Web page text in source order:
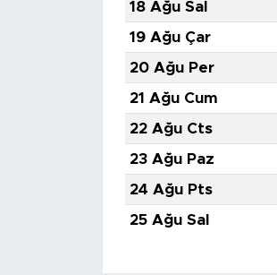
18 Ağu Sal
19 Ağu Çar
20 Ağu Per
21 Ağu Cum
22 Ağu Cts
23 Ağu Paz
24 Ağu Pts
25 Ağu Sal